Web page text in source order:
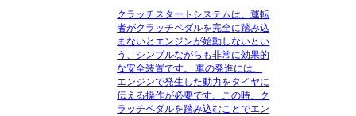
クラッチスタートシステムは、運転
者がクラッチペダルを完全に踏み込
まないとエンジンが始動しないとい
う、シンプルながらも非常に効果的
な安全装置です。 車の発進には、
エンジンで発生した動力をタイヤに
伝える操作が必要です。この時、ク
ラッチペダルを踏み込むことでエン